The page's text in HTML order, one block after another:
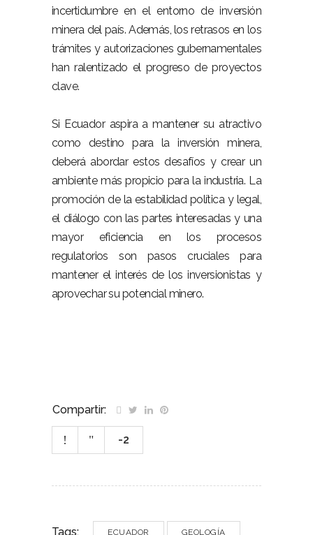
incertidumbre en el entorno de inversión
minera del país. Además, los retrasos en los
trámites y autorizaciones gubernamentales
han ralentizado el progreso de proyectos
clave.
Si Ecuador aspira a mantener su atractivo
como destino para la inversión minera,
deberá abordar estos desafíos y crear un
ambiente más propicio para la industria. La
promoción de la estabilidad política y legal,
el diálogo con las partes interesadas y una
mayor eficiencia en los procesos
regulatorios son pasos cruciales para
mantener el interés de los inversionistas y
aprovechar su potencial minero.
Compartir:
-2
Tags: ECUADOR GEOLOGÍA